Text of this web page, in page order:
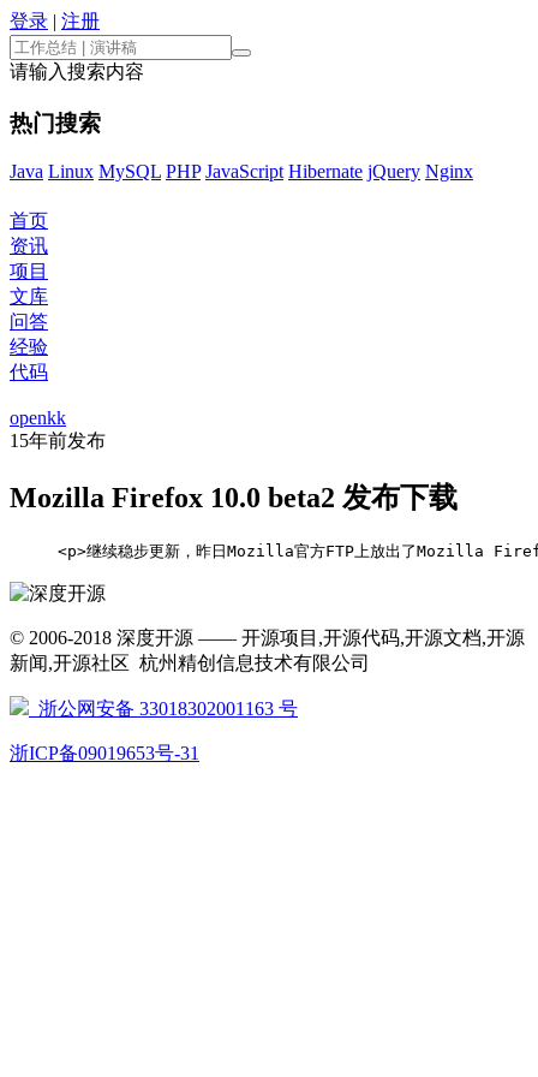
登录 | 注册
请输入搜索内容
热门搜索
Java Linux MySQL PHP JavaScript Hibernate jQuery Nginx
首页
资讯
项目
文库
问答
经验
代码
openkk
15年前发布
Mozilla Firefox 10.0 beta2 发布下载
<p>继续稳步更新，昨日Mozilla官方FTP上放出了
© 2006-2018 深度开源 —— 开源项目,开源代码,开源文档,开源
新闻,开源社区 杭州精创信息技术有限公司
浙公网安备 33018302001163 号
浙ICP备09019653号-31